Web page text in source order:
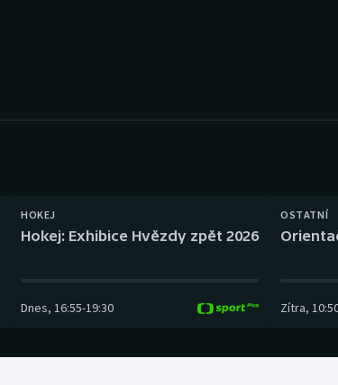
HOKEJ
Hokej: Exhibice Hvězdy zpět 2026
Dnes, 16:55-19:30
OSTATNÍ
Zítra,